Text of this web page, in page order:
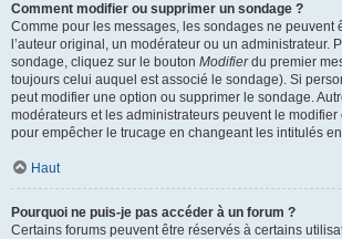
Comment modifier ou supprimer un sondage ?
Comme pour les messages, les sondages ne peuvent
l’auteur original, un modérateur ou un administrateur.
sondage, cliquez sur le bouton Modifierdu premier
toujours celui auquel est associé le sondage). Si
peut modifier une option ou supprimer le sondage.
modérateurs et les administrateurs peuvent le modifier
pour empêcher le trucage en changeant les intitulés
Haut
Pourquoi ne puis-je pas accéder à un forum ?
Certains forums peuvent être réservés à certains